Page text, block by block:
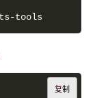
复制